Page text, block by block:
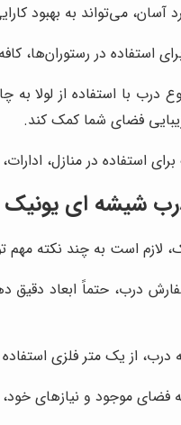
آسان، می‌تواند به بهبود
استفاده در رستوران‌ها،
درب با استفاده از لولا
فضای شما کمک کند.
استفاده در منازل،
شیشه ای یونیک
است به چند نکته مهم
درب، حتماً ابعاد دقیق
درب، از یک متر فلزی
فضای موجود و نیازهای